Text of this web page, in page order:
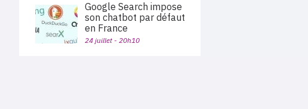
Google Search impose
son chatbot par défaut
en France
24 juillet - 20h10